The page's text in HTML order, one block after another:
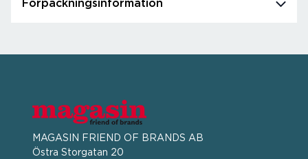
Förpackningsinformation
MAGASIN FRIEND OF BRANDS AB
Östra Storgatan 20